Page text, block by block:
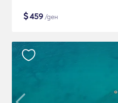
$459 /ден